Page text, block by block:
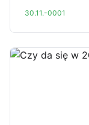
30.11.-0001